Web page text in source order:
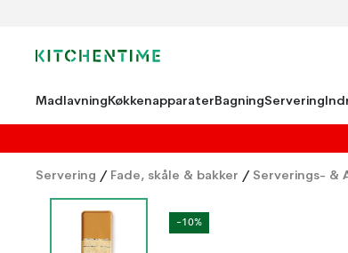
MadlavningKøkkenapparaterBagningServering
Servering / Fade, skåle & bakker / Serverings- &
-10%